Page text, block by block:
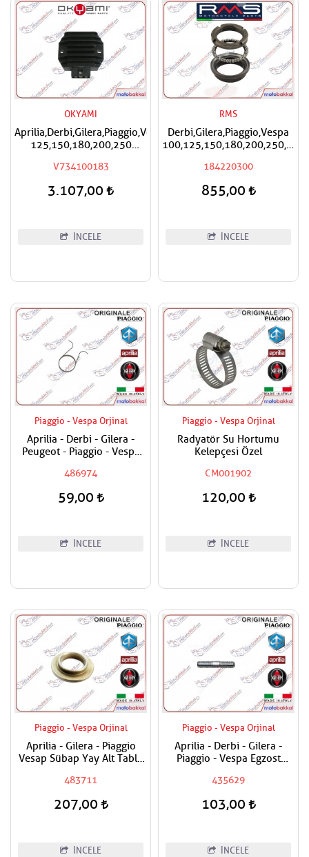
OKYAMI
Aprilia,Derbi,Gilera,Piaggio,Vespa
125,150,180,200,250
V734100183
3.107,00
İNCELE
RMS
Derbi,Gilera,Piaggio,Vespa
Mesnet Maşa Bilyası
184220300
855,00
İNCELE
Piaggio - Vespa Orjinal
Aprilia - Derbi - Gilera -
Peugeot - Piaggio - Vespa
486974
59,00
İNCELE
Piaggio - Vespa Orjinal
Radyatör Su Hortumu
Kelepçesi Özel
CM001902
120,00
İNCELE
Piaggio - Vespa Orjinal
Aprilia - Gilera - Piaggio
Vesap Sübap Yay Alt Tabla
483711
207,00
İNCELE
Piaggio - Vespa Orjinal
Aprilia - Derbi - Gilera -
Piaggio - Vespa Egzost
Fiyatıdır
435629
103,00
İNCELE